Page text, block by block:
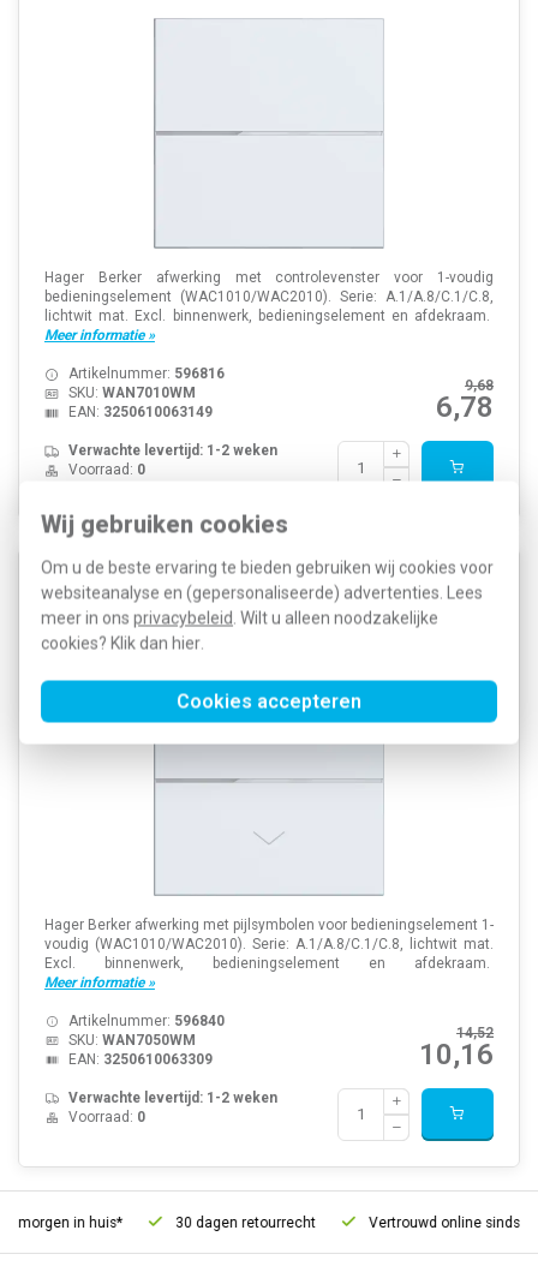
Wij gebruiken cookies
Om u de beste ervaring te bieden gebruiken wij cookies voor
websiteanalyse en (gepersonaliseerde) advertenties. Lees
meer in ons privacybeleid. Wilt u alleen noodzakelijke
cookies? Klik dan hier.
Cookies accepteren
Hager Berker afwerking met controlevenster voor 1-voudig
bedieningselement (WAC1010/WAC2010). Serie: A.1/A.8/C.1/C.8,
lichtwit mat. Excl. binnenwerk, bedieningselement en afdekraam.
Meer informatie »
9,68
6,78
Artikelnummer: 596816
SKU: WAN7010WM
EAN: 3250610063149
Verwachte levertijd: 1-2 weken
Voorraad: 0
Hager Berker WAN7050WM knop met pijlsymbolen
voor bedieningselement 1-voudig A1/A8/C1/C8
lichtwit mat
Hager Berker afwerking met pijlsymbolen voor bedieningselement 1-
voudig (WAC1010/WAC2010). Serie: A.1/A.8/C.1/C.8, lichtwit mat.
Excl. binnenwerk, bedieningselement en afdekraam.
Meer informatie »
14,52
10,16
Artikelnummer: 596840
SKU: WAN7050WM
EAN: 3250610063309
Verwachte levertijd: 1-2 weken
Voorraad: 0
morgen in huis* 30 dagen retourrecht Vertrouwd online sinds